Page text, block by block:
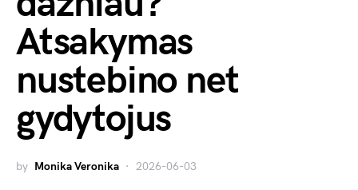
Atsakymas
nustebino net
gydytojus
by Monika Veronika 2026-06-03